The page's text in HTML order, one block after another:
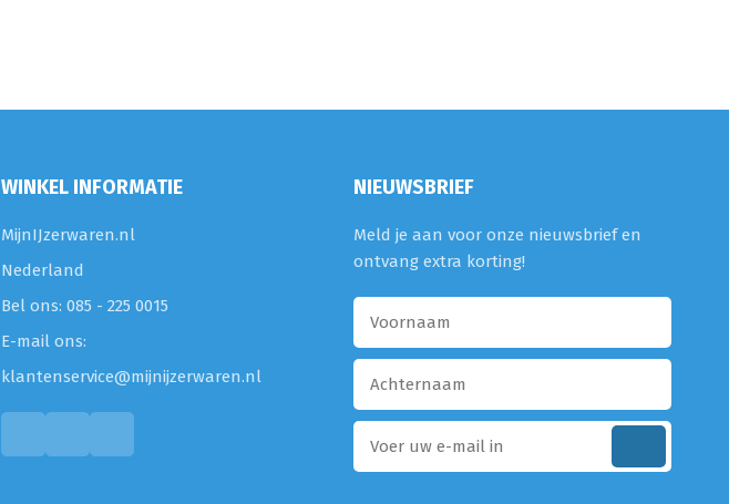
WINKEL INFORMATIE
MijnIJzerwaren.nl
Nederland
Bel ons: 085 - 225 0015
E-mail ons:
klantenservice@mijnijzerwaren.nl
NIEUWSBRIEF
Meld je aan voor onze nieuwsbrief en
ontvang extra korting!